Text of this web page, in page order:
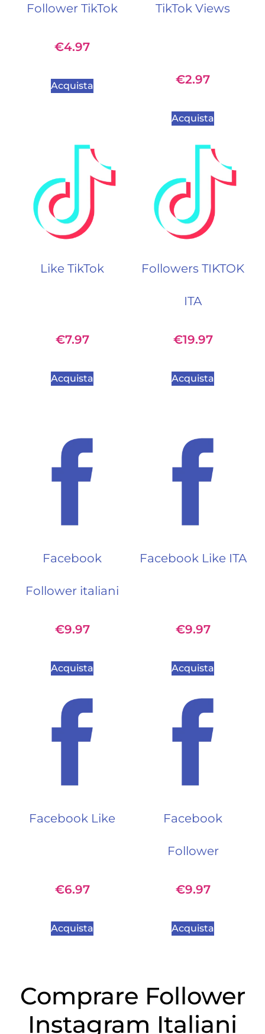
Follower TikTok
€4.97
Acquista
TikTok Views
€2.97
Acquista
Like TikTok
€7.97
Acquista
Followers TIKTOK
ITA
€19.97
Acquista
Facebook
Follower italiani
€9.97
Acquista
Facebook Like ITA
€9.97
Acquista
Facebook Like
€6.97
Acquista
Facebook
Follower
€9.97
Acquista
Comprare Follower
Instagram Italiani